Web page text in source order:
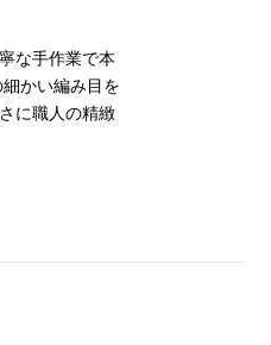
な手作業で本
かい編み目を
に職人の精緻